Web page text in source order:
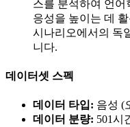
스를 분석하여 언
응성을 높이는 데
시나리오에서의 독
니다.
데이터셋 스펙
데이터 타입: 음성 (
데이터 분량: 501시